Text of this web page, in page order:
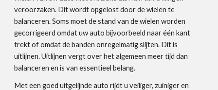
veroorzaken. Dit wordt opgelost door de wielen te
balanceren. Soms moet de stand van de wielen worden
gecorrigeerd omdat uw auto bijvoorbeeld naar één kant
trekt of omdat de banden onregelmatig slijten. Dit is
uitlijnen. Uitlijnen vergt over het algemeen meer tijd dan
balanceren en is van essentieel belang.
Met een goed uitgelijnde auto rijdt u veiliger, zuiniger en